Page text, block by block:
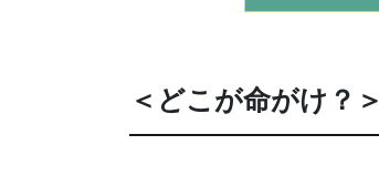
＜どこが命がけ？＞